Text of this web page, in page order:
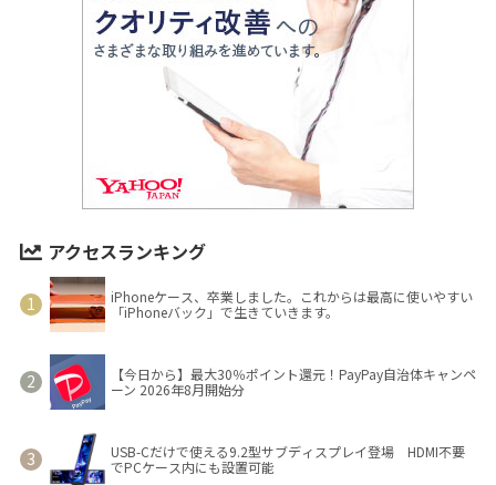
アクセスランキング
iPhoneケース、卒業しました。これからは最高に使いやすい
「iPhoneバック」で生きていきます。
【今日から】最大30％ポイント還元！PayPay自治体キャンペ
ーン 2026年8月開始分
USB-Cだけで使える9.2型サブディスプレイ登場 HDMI不要
でPCケース内にも設置可能